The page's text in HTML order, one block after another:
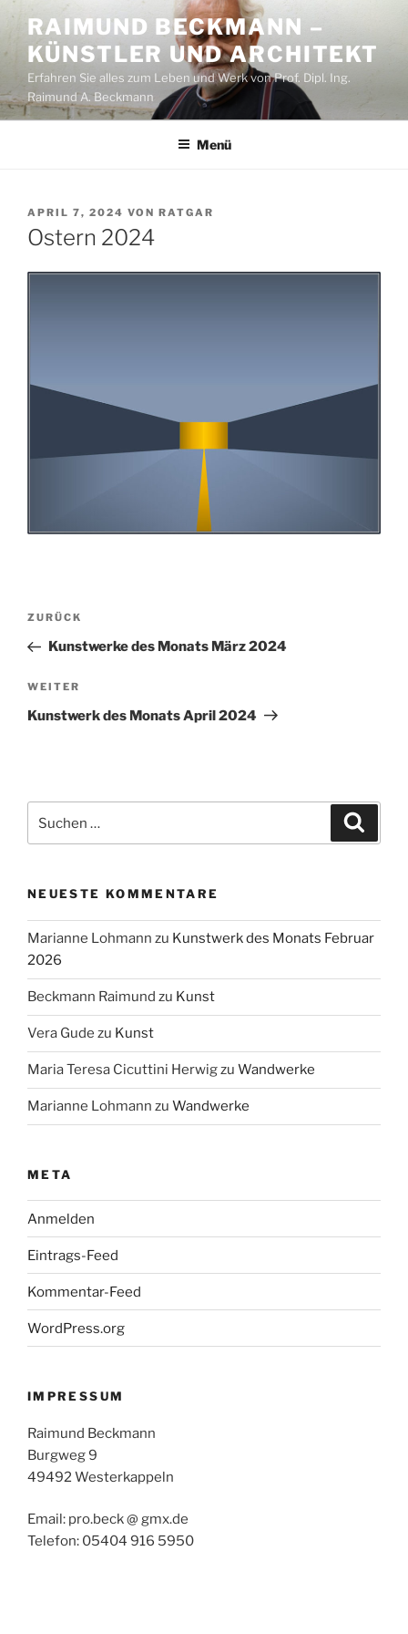
Inhalt
springen
RAIMUND BECKMANN –
KÜNSTLER UND ARCHITEKT
Erfahren Sie alles zum Leben und Werk von Prof. Dipl. Ing.
Raimund A. Beckmann
Menü
VERÖFFENTLICHT
AM
APRIL 7, 2024 VON RATGAR
Ostern 2024
Beitragsnavigation
Vorheriger
Beitrag
ZURÜCK
Kunstwerke des Monats März 2024
Nächster
Beitrag
WEITER
Kunstwerk des Monats April 2024
nach:
NEUESTE KOMMENTARE
Marianne Lohmann zu Kunstwerk des Monats Februar
2026
Beckmann Raimund zu Kunst
Vera Gude zu Kunst
Maria Teresa Cicuttini Herwigzu Wandwerke
Marianne Lohmann zu Wandwerke
META
Anmelden
Eintrags-Feed
Kommentar-Feed
WordPress.org
IMPRESSUM
Raimund Beckmann
Burgweg 9
49492 Westerkappeln
Email: pro.beck @ gmx.de
Telefon: 05404 916 5950